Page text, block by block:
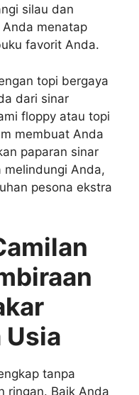
silau dan
menatap
favorit Anda.
topi bergaya
dari sinar
floppy atau topi
membuat Anda
paparan sinar
melindungi Anda,
pesona ekstra
Usia
tanpa
ringan. Baik Anda